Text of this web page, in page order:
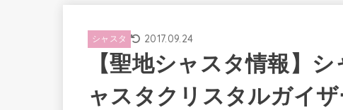
シャスタ 2017.09.24
【聖地シャスタ情報】
ャスタクリスタルガイ